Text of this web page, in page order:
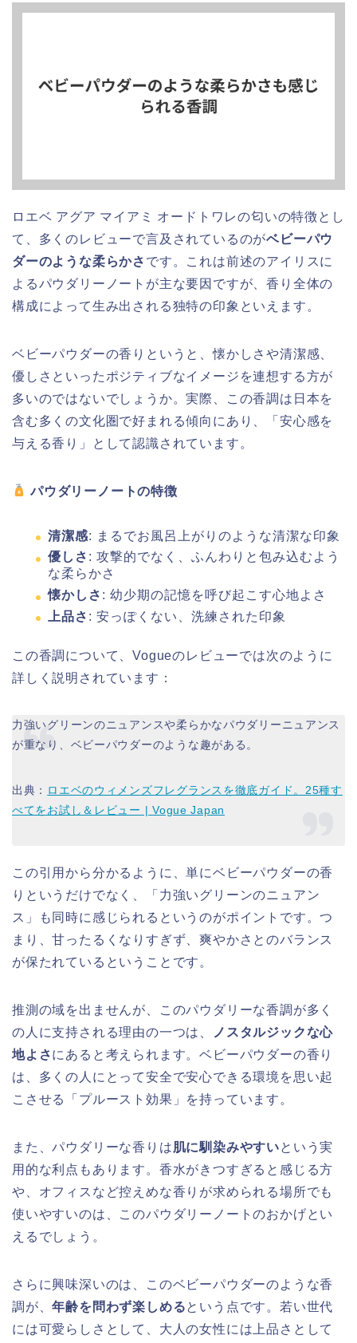
ロエベ アグア マイアミ オードトワレの匂いの特徴とし
て、多くのレビューで言及されているのがベビーパウ
ダーのような柔らかさ です。これは前述のアイリスに
よるパウダリーノートが主な要因ですが、香り全体の
構成によって生み出される独特の印象といえます。
ベビーパウダーの香りというと、懐かしさや清潔感、
優しさといったポジティブなイメージを連想する方が
多いのではないでしょうか。実際、この香調は日本を
含む多くの文化圏で好まれる傾向にあり、「安心感を
与える香り」として認識されています。
パウダリーノートの特徴
清潔感: まるでお風呂上がりのような清潔な印象
優しさ : 攻撃的でなく、ふんわりと包み込むよう
な柔らかさ
懐かしさ : 幼少期の記憶を呼び起こす心地よさ
上品さ : 安っぽくない、洗練された印象
この香調について、Vogueのレビューでは次のように
詳しく説明されています：
力強いグリーンのニュアンスや柔らかなパウダリーニュアンス
が重なり、ベビーパウダーのような趣がある。
出典： ロエベのウィメンズフレグランスを徹底ガイド。25種す
べてをお試し＆レビュー | Vogue Japan
この引用から分かるように、単にベビーパウダーの香
りというだけでなく、「力強いグリーンのニュアン
ス」も同時に感じられるというのがポイントです。つ
まり、甘ったるくなりすぎず、爽やかさとのバランス
が保たれているということです。
推測の域を出ませんが、このパウダリーな香調が多く
の人に支持される理由の一つは、
ノスタルジックな心
地よさにあると考えられます。ベビーパウダーの香り
は、多くの人にとって安全で安心できる環境を思い起
こさせる「プルースト効果」を持っています。
また、パウダリーな香りは肌に馴染みやすいという実
用的な利点もあります。香水がきつすぎると感じる方
や、オフィスなど控えめな香りが求められる場所でも
使いやすいのは、このパウダリーノートのおかげとい
えるでしょう。
さらに興味深いのは、このベビーパウダーのような香
調が、年齢を問わず楽しめるという点です。若い世代
には可愛らしさとして、大人の女性には上品さとして